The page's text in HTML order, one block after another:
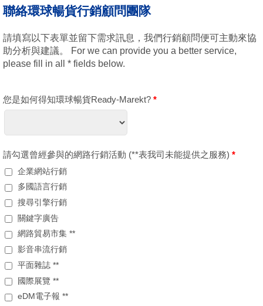
聯絡環球暢貨行銷顧問團隊
請填寫以下表單並留下需求訊息，我們行銷顧問便可主動來協
助分析與建議。 For we can provide you a better service,
please fill in all * fields below.
您是如何得知環球暢貨Ready-Marekt? *
請勾選曾經參與的網路行銷活動 (**表我司未能提供之服務) *
企業網站行銷
多國語言行銷
搜尋引擎行銷
關鍵字廣告
網路貿易市集 **
影音串流行銷
平面雜誌 **
國際展覽 **
eDM電子報 **